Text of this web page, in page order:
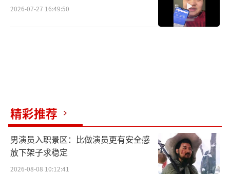
2026-07-27 16:49:50
精彩推荐
男演员入职景区：比做演员更有安全感
放下架子求稳定
2026-08-08 10:12:41